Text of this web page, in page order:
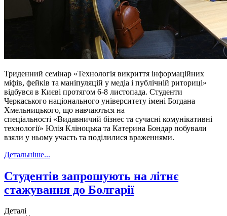
Триденний семінар «Технологія викриття інформаційних
міфів, фейків та маніпуляцій у медіа і публічній риториці»
відбувся в Києві протягом 6-8 листопада. Студенти
Черкаського національного університету імені Богдана
Хмельницького, що навчаються на
спеціальності «Видавничий бізнес та сучасні комунікативні
технології» Юлія Кліноцька та Катерина Бондар побували
взяли у ньому участь та поділилися враженнями.
Детальніше...
Студентів запрошують на літнє
стажування до Болгарії
Деталі